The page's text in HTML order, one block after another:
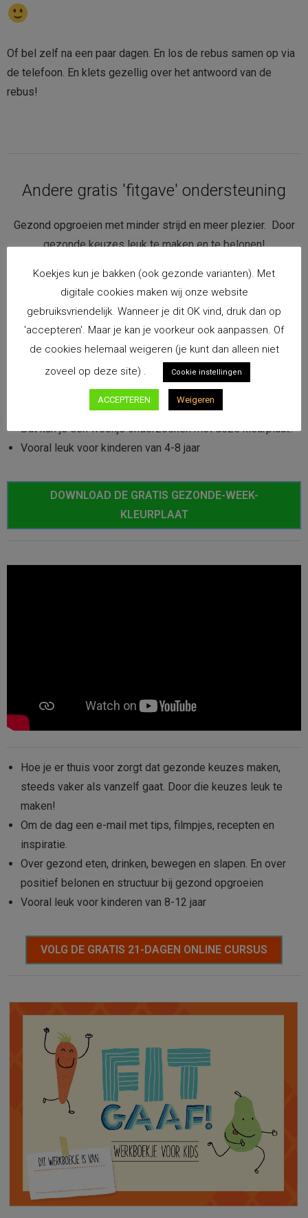
Of bel zelf na een paar dagen. En los de rebus samen op via
de telefoon. En klets gezellig over het antwoord van de
rebus!
Andere gratis 'fitgave' ondersteuning
Gezond opgroeien met minder strijd en meer plezier. Door
gezonde keuzes leuk te maken en te belonen!
Eet ik genoeg fruit of groente? Beweeg ik genoeg? Drink
ik genoeg water?
Dat kun je een weekje onderzoeken met deze kleurplaat!
Vooral leuk voor kinderen van 4-8 jaar
DOWNLOAD DE GRATIS GEZONDE-WEEK-
KLEURPLAAT
Hoe je er thuis voor zorgt dat gezonde keuzes maken,
steeds vaker als vanzelf gaat. Door die keuzes leuk te
maken!
Om de dag een e-mail met tips, filmpjes, recepten en
inspiratie.
Over gezond eten, drinken, bewegen en slapen. En over
positief belonen en structuur bij gezond opgroeien
Vooral leuk voor kinderen van 8-12 jaar
VOLG DE GRATIS 21-DAGEN ONLINE CURSUS
Koekjes kun je bakken (ook gezonde varianten). Met
digitale cookies maken wij onze website
gebruiksvriendelijk. Wanneer je dit OK vind, druk dan op
'accepteren'. Maar je kan je voorkeur ook aanpassen. Of
de cookies helemaal weigeren (je kunt dan alleen niet
zoveel op deze site) .
Cookie instellingen
ACCEPTEREN Weigeren